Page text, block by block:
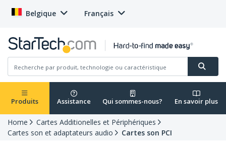
Belgique Français
Produits Assistance Qui sommes-nous? En savoir plus
Home
Cartes Additionelles et Périphériques
Cartes son et adaptateurs audio
Cartes son PCI